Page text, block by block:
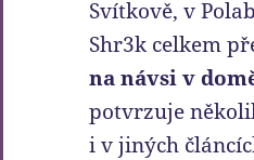
Svítkově, v
Shr3k celkem
na návsi v
potvrzuje
i v jiných